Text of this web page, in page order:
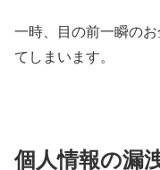
一時、目の前一瞬の
てしまいます。
個人情報の漏